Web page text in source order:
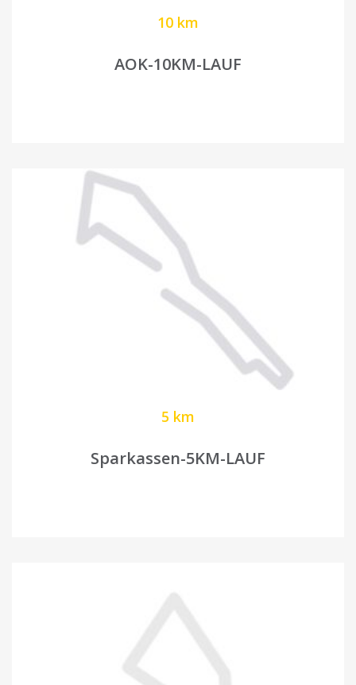
10 km
AOK-10KM-LAUF
5 km
Sparkassen-5KM-LAUF